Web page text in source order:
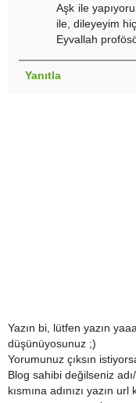
Aşk ile
ile, dileyeyim
Eyvallah
Yanıtla
Yazın bi, lütfen yazın
düşünüyosunuz ;)
Yorumunuz çıksın
Blog sahibi değilseniz
kısmına adınızı yazın url